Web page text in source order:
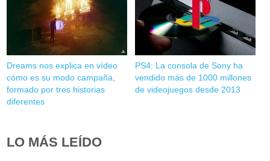
Dreams nos explica en vídeo
cómo es su modo campaña,
formado por tres historias
diferentes
PS4: La consola de Sony ha
vendido más de 1000 millones
de videojuegos desde 2013
LO MÁS LEÍDO